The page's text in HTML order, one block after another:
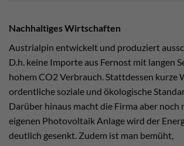
Nachhaltiges Wirtschaften
Austrialpin entwickelt und produziert
D.h. keine Importe aus Fernost mit langen
hohem CO2 Verbrauch. Stattdessen kurze
ordentliche soziale und ökologische
Darüber hinaus macht die Firma aber noch
eigenen Photovoltaik Anlage wird der
deutlich gesenkt. Zudem ist man bemüht,